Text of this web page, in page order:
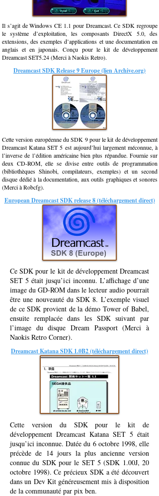
Il s’agit de Windows CE 1.1 pour Dreamcast. Ce SDK regroupe
le système d’exploitation, les composants DirectX 5.0, des
extensions, des exemples d’applications et une documentation en
anglais et en japonais. Conçu pour le kit de développement
Dreamcast SET5.24 (Merci à Naokis Retro).
Dreamcast SDK Release 9 Europe (lien Archive.org)
Cette version européenne du SDK 9 pour le kit de développement
Dreamcast Katana SET 5 est aujourd’hui largement méconnue, à
l’inverse de l’édition américaine bien plus répandue. Fournie sur
deux CD-ROM, elle se divise entre outils de programmation
(bibliothèques Shinobi, compilateurs, exemples) et un second
disque dédié à la documentation, aux outils graphiques et sonores
(Merci à Robcfg).
European Dreamcast SDK release 8 (téléchargement direct)
Ce SDK pour le kit de développement Dreamcast
SET 5 était jusqu’ici inconnu. L’affichage d’une
image du GD-ROM dans le lecteur audio pourrait
être une nouveauté du SDK 8. L’exemple visuel
de ce SDK provient de la démo Tower of Babel,
ensuite remplacée dans les SDK suivant par
l’image du disque Dream Passport (Merci à
Naokis Retro Corner).
Dreamcast Katana SDK 1.0B2 (téléchargement direct)
Cette version du SDK pour le kit de
développement Dreamcast Katana SET 5 était
jusqu’ici inconnue. Datée du 6 octobre 1998, elle
précède de 14 jours la plus ancienne version
connue du SDK pour le SET 5 (SDK 1.00J, 20
octobre 1998). Ce précieux SDK a été découvert
dans un Dev Kit généreusement mis à disposition
de la communauté par pix ben.